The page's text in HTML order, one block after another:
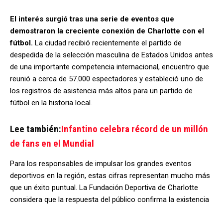
El interés surgió tras una serie de eventos que
demostraron la creciente conexión de Charlotte con el
fútbol. La ciudad recibió recientemente el partido de
despedida de la selección masculina de Estados Unidos antes
de una importante competencia internacional, encuentro que
reunió a cerca de 57.000 espectadores y estableció uno de
los registros de asistencia más altos para un partido de
fútbol en la historia local.
Lee también:Infantino celebra récord de un millón
de fans en el Mundial
Para los responsables de impulsar los grandes eventos
deportivos en la región, estas cifras representan mucho más
que un éxito puntual. La Fundación Deportiva de Charlotte
considera que la respuesta del público confirma la existencia